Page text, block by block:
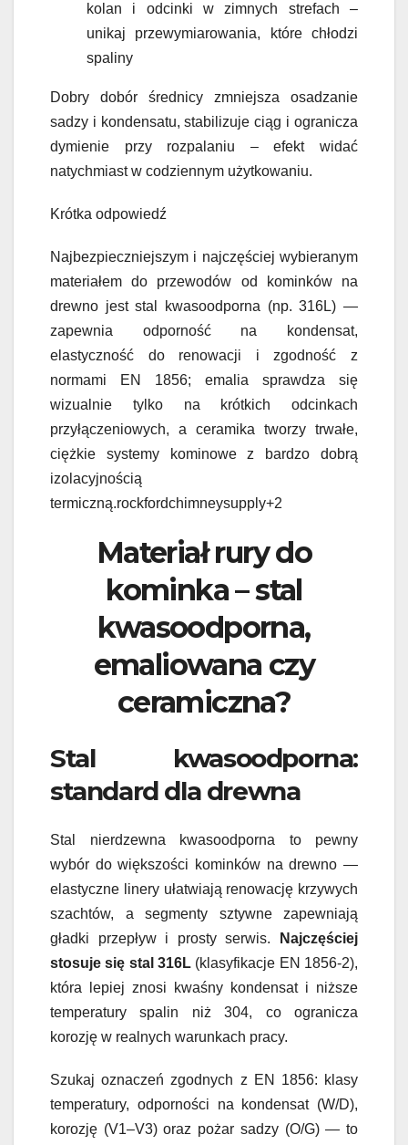
kolan i odcinki w zimnych strefach –
unikaj przewymiarowania, które chłodzi
spaliny
Dobry dobór średnicy zmniejsza osadzanie
sadzy i kondensatu, stabilizuje ciąg i ogranicza
dymienie przy rozpalaniu – efekt widać
natychmiast w codziennym użytkowaniu.
Krótka odpowiedź
Najbezpieczniejszym i najczęściej wybieranym
materiałem do przewodów od kominków na
drewno jest stal kwasoodporna (np. 316L) —
zapewnia odporność na kondensat,
elastyczność do renowacji i zgodność z
normami EN 1856; emalia sprawdza się
wizualnie tylko na krótkich odcinkach
przyłączeniowych, a ceramika tworzy trwałe,
ciężkie systemy kominowe z bardzo dobrą
izolacyjnością
termiczną.rockfordchimneysupply+2
Materiał rury do
kominka – stal
kwasoodporna,
emaliowana czy
ceramiczna?
Stal kwasoodporna:
standard dla drewna
Stal nierdzewna kwasoodporna to pewny
wybór do większości kominków na drewno —
elastyczne linery ułatwiają renowację krzywych
szachtów, a segmenty sztywne zapewniają
gładki przepływ i prosty serwis.
Najczęściej
stosuje się stal 316L (klasyfikacje EN 1856-2),
która lepiej znosi kwaśny kondensat i niższe
temperatury spalin niż 304, co ogranicza
korozję w realnych warunkach pracy.
Szukaj oznaczeń zgodnych z EN 1856: klasy
temperatury, odporności na kondensat (W/D),
korozję (V1–V3) oraz pożar sadzy (O/G) — to